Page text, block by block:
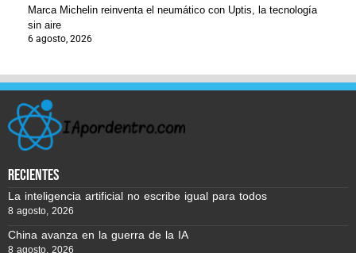
Marca Michelin reinventa el neumático con Uptis, la tecnología
sin aire
6 agosto, 2026
recientes
La inteligencia artificial no escribe igual para todos
8 agosto, 2026
China avanza en la guerra de la IA